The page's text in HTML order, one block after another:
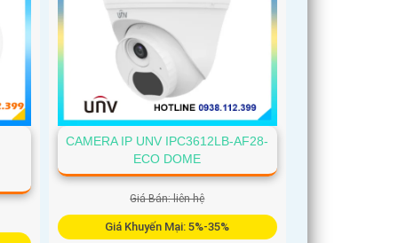
CAMERA IP UNV IPC3612LB-AF28-
ECO DOME
Giá Bán: liên hệ
Giá Khuyến Mại: 5%-35%